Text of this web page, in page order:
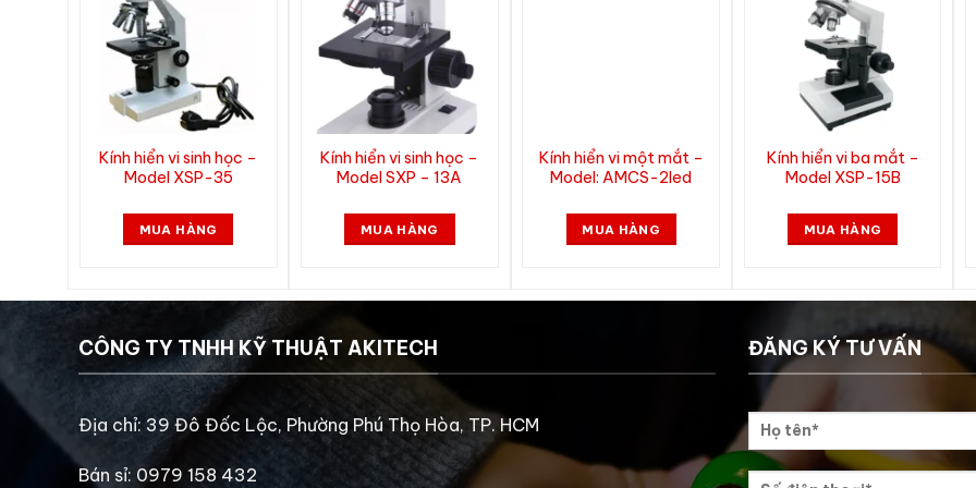
Kính hiển vi sinh học –
Model XSP-35
MUA HÀNG
Kính hiển vi sinh học –
Model SXP – 13A
MUA HÀNG
Kính hiển vi một mắt –
Model: AMCS-2led
MUA HÀNG
Kính hiển vi ba mắt –
Model XSP-15B
MUA HÀNG
CÔNG TY TNHH KỸ THUẬT AKITECH
Địa chỉ: 39 Đô Đốc Lộc, Phường Phú Thọ Hòa, TP. HCM
Bán sỉ: 0979 158 432
ĐĂNG KÝ TƯ VẤN